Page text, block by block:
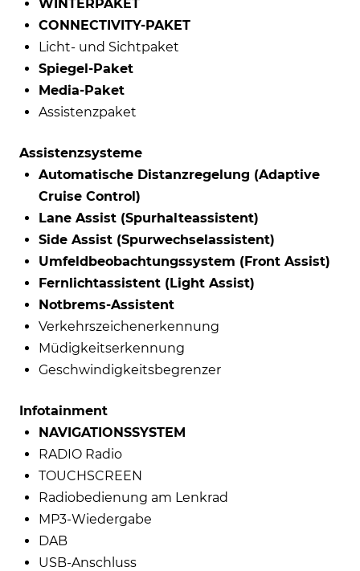
WINTERPAKET
CONNECTIVITY-PAKET
Licht- und Sichtpaket
Spiegel-Paket
Media-Paket
Assistenzpaket
Assistenzsysteme
Automatische Distanzregelung (Adaptive
Cruise Control)
Lane Assist (Spurhalteassistent)
Side Assist (Spurwechselassistent)
Umfeldbeobachtungssystem (Front Assist)
Fernlichtassistent (Light Assist)
Notbrems-Assistent
Verkehrszeichenerkennung
Müdigkeitserkennung
Geschwindigkeitsbegrenzer
Infotainment
NAVIGATIONSSYSTEM
RADIO Radio
TOUCHSCREEN
Radiobedienung am Lenkrad
MP3-Wiedergabe
DAB
USB-Anschluss